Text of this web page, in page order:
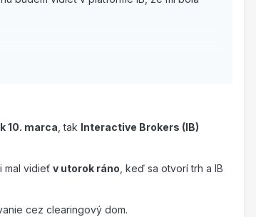
si vydělávám slušné peníze.
10. marca , tak Interactive Brokers (IB)
mal vidieť v utorok ráno , keď sa otvorí trh a IB
cez clearingový dom.